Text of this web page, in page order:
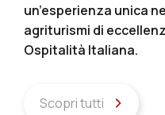
un’esperienza unica
agriturismi di
Ospitalità Italiana.
Scopri tutti